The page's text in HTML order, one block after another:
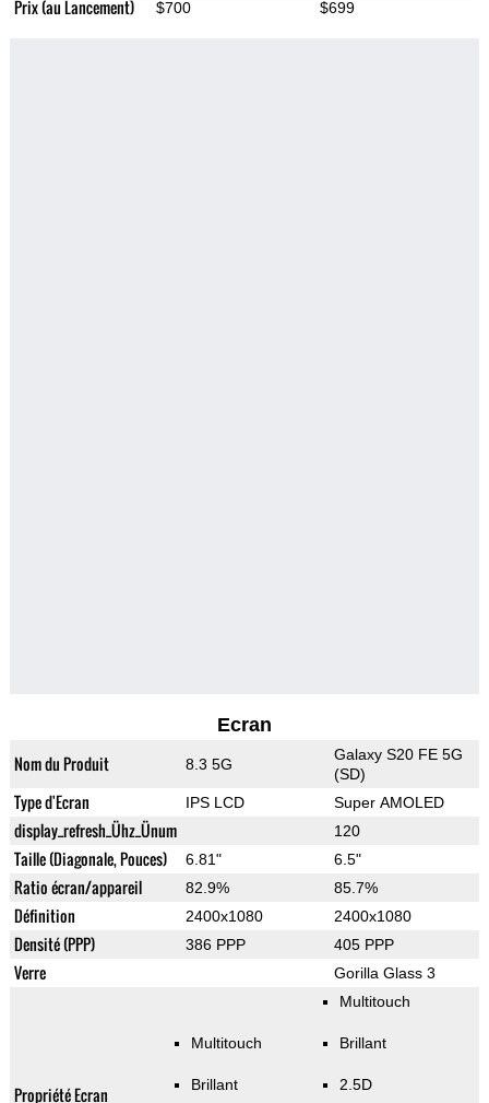
Prix (au Lancement) $700 $699
Ecran
Nom du Produit 8.3 5G
Galaxy S20 FE 5G
(SD)
Type d'Ecran IPS LCD Super AMOLED
display_refresh_Ühz_Ünum 120
Taille (Diagonale, Pouces) 6.81" 6.5"
Ratio écran/appareil 82.9% 85.7%
Définition 2400x1080 2400x1080
Densité (PPP) 386 PPP 405 PPP
Verre Gorilla Glass 3
Propriété Ecran
Multitouch
Brillant
Multitouch
Brillant
2.5D